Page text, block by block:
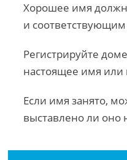
Хорошее имя
и
Регистрируйте
настоящее имя
Если имя занято,
выставлено ли оно